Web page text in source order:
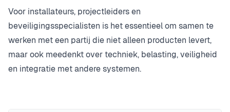
Voor installateurs, projectleiders en
beveiligingsspecialisten is het essentieel om samen te
werken met een partij die niet alleen producten levert,
maar ook meedenkt over techniek, belasting, veiligheid
en integratie met andere systemen.